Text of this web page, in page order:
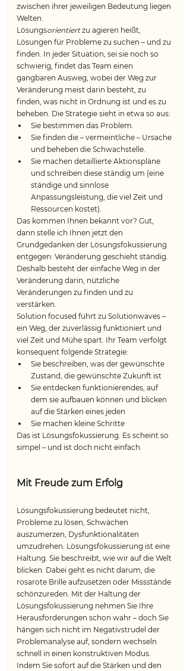
zwischen ihrer jeweiligen Bedeutung liegen
Welten.
Lösungsorientiert zu agieren heißt,
Lösungen für Probleme zu suchen – und zu
finden. In jeder Situation, sei sie noch so
schwierig, findet das Team einen
gangbaren Ausweg, wobei der Weg zur
Veränderung meist darin besteht, zu
finden, was nicht in Ordnung ist und es zu
beheben. Die Strategie sieht in etwa so aus:
Sie bestimmen das Problem.
Sie finden die – vermeintliche – Ursache
und beheben die Schwachstelle.
Sie machen detaillierte Aktionspläne
und schreiben diese ständig um (eine
ständige und sinnlose
Anpassungsleistung, die viel Zeit und
Ressourcen kostet).
Das kommen Ihnen bekannt vor? Gut,
dann stelle ich Ihnen jetzt den
Grundgedanken der Lösungsfokussierung
entgegen: Veränderung geschieht ständig.
Deshalb besteht der einfache Weg in der
Veränderung darin, nützliche
Veränderungen zu finden und zu
verstärken.
Solution focused führt zu Solutionwaves –
ein Weg, der zuverlässig funktioniert und
viel Zeit und Mühe spart. Ihr Team verfolgt
konsequent folgende Strategie:
Sie beschreiben, was der gewünschte
Zustand, die gewünschte Zukunft ist
Sie entdecken funktionierendes, auf
dem sie aufbauen können und blicken
auf die Stärken eines jeden
Sie machen kleine Schritte
Das ist Lösungsfokussierung. Es scheint so
simpel – und ist doch nicht einfach.
Mit Freude zum Erfolg
Lösungsfokussierung bedeutet nicht,
Probleme zu lösen, Schwächen
auszumerzen, Dysfunktionalitäten
umzudrehen. Lösungsfokussierung ist eine
Haltung. Sie beschreibt, wie wir auf die Welt
blicken. Dabei geht es nicht darum, die
rosarote Brille aufzusetzen oder Missstände
schönzureden. Mit der Haltung der
Lösungsfokussierung nehmen Sie Ihre
Herausforderungen schon wahr – doch Sie
hängen sich nicht im Negativstrudel der
Problemanalyse auf, sondern wechseln
schnell in einen konstruktiven Modus.
Indem Sie sofort auf die Stärken und den